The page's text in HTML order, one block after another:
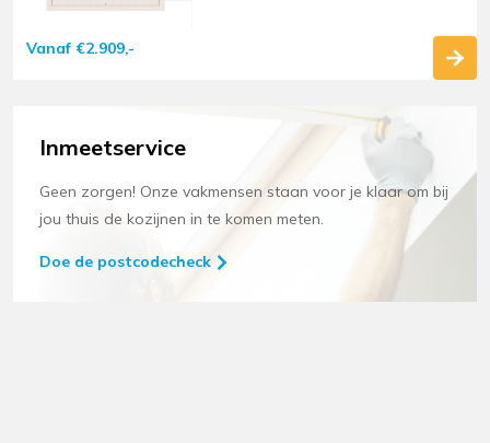
Inmeetservice
Geen zorgen! Onze vakmensen staan voor je klaar om bij
jou thuis de kozijnen in te komen meten.
Doe de postcodecheck
Vanaf €2.909,-